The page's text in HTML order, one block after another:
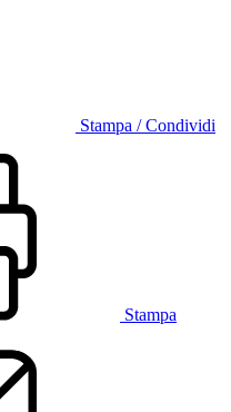
Stampa / Condividi
Stampa